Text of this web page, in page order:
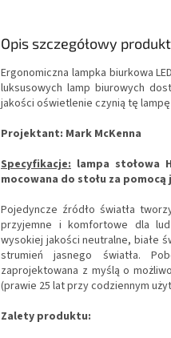
Opis szczegółowy
Ergonomiczna lampka biurkowa
luksusowych lamp biurowych
jakości oświetlenie czynią tę lampę
Projektant: Mark McKenna
Specyfikacje: lampa stołowa
mocowana do stołu za pomocą
Pojedyncze źródło światła
przyjemne i komfortowe dla
wysokiej jakości neutralne, białe
strumień jasnego światła.
zaprojektowana z myślą o
(prawie 25 lat przy codziennym
Zalety produktu: